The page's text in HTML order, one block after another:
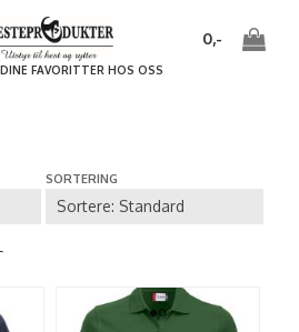
0,-
FAVORITTER HOS OSS
SORTERING